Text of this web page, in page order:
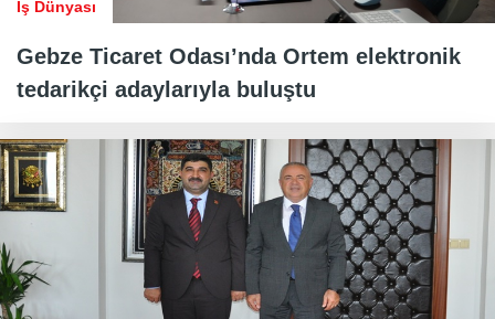
İş Dünyası
Gebze Ticaret Odası’nda Ortem elektronik
tedarikçi adaylarıyla buluştu